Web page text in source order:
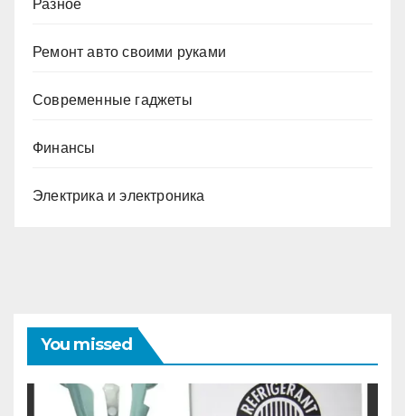
Разное
Ремонт авто своими руками
Современные гаджеты
Финансы
Электрика и электроника
You missed